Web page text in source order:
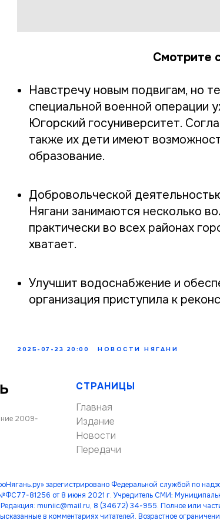
Смотрите
Навстречу новым подвигам, но
специальной военной операции
Югорский госуниверситет.
также их дети имеют
образование.
Добровольческой
Нягани занимаются несколько
практически во всех районах
хватает.
Улучшит водоснабжение и
организация приступила к
2025-07-23 20:00 НОВОСТИ НЯГАНИ
2009-
СТРАНИЦЫ
Главная
Издание
Новости
Передачи
зарегистрировано Федеральной службой по
81256 от 8 июня 2021 г. Учредитель СМИ:
muniic@mail.ru, 8 (34672) 34-955. Полное или
в комментариях читателей. Возрастное